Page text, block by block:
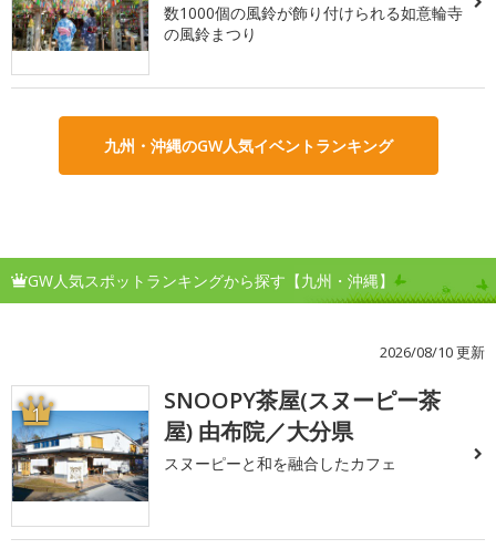
数1000個の風鈴が飾り付けられる如意輪寺
の風鈴まつり
九州・沖縄のGW人気イベントランキング
GW人気スポットランキングから探す【九州・沖縄】
2026/08/10 更新
1
SNOOPY茶屋(スヌーピー茶
屋) 由布院／大分県
スヌーピーと和を融合したカフェ